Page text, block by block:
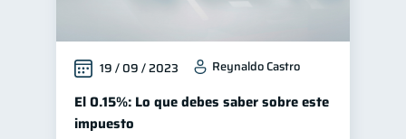
19 / 09 / 2023 Reynaldo Castro
El 0.15%: Lo que debes saber sobre este
impuesto